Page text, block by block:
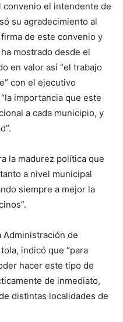
convenio el intendente de
su agradecimiento al
de este convenio y
mostrado desde el
en valor así “el trabajo
con el ejecutivo
importancia que este
a cada municipio, y
la madurez política que
a nivel municipal
siempre a mejor la
Administración de
indicó que “para
hacer este tipo de
de inmediato,
distintas localidades de